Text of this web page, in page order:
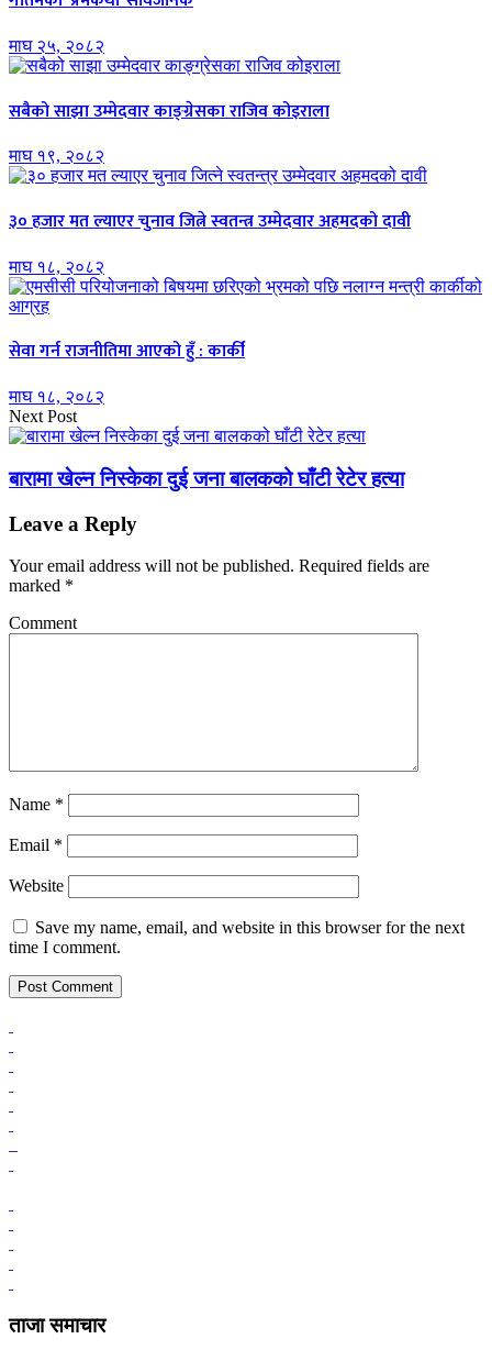
माघ २५, २०८२
सबैको साझा उम्मेदवार काङ्ग्रेसका राजिव कोइराला
माघ १९, २०८२
३० हजार मत ल्याएर चुनाव जित्ने स्वतन्त्र उम्मेदवार अहमदको दावी
माघ १८, २०८२
सेवा गर्न राजनीतिमा आएको हुँ : कार्की
माघ १८, २०८२
Next Post
बारामा खेल्न निस्केका दुई जना बालकको घाँटी रेटेर हत्या
Leave a Reply
Your email address will not be published. Required fields are
marked *
Comment
Name *
Email *
Website
Save my name, email, and website in this browser for the next
time I comment.
ताजा समाचार